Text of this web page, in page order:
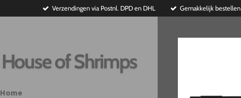
Verzendingen via Postnl. DPD en DHL Gemakkelijk bestellen
House of Shrimps
Home